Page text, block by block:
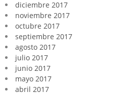
diciembre 2017
noviembre 2017
octubre 2017
septiembre 2017
agosto 2017
julio 2017
junio 2017
mayo 2017
abril 2017